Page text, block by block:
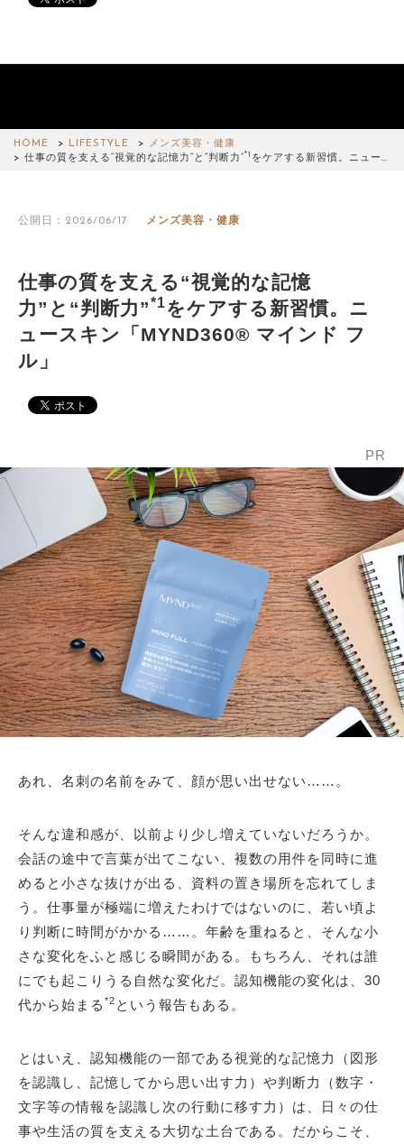
HOME LIFESTYLE
メンズ美容・健康
仕事の質を支える“視覚的な記憶力”と“判断力”*1 をケアする新習慣。ニュー…
公開日：2026/06/17 メンズ美容・健康
仕事の質を支える“視覚的な記憶
力”と“判断力”*1をケアする新習慣。ニ
ュースキン「MYND360® マインド フ
ル」
PR
あれ、名刺の名前をみて、顔が思い出せない……。
そんな違和感が、以前より少し増えていないだろうか。
会話の途中で言葉が出てこない、複数の用件を同時に進
めると小さな抜けが出る、資料の置き場所を忘れてしま
う。仕事量が極端に増えたわけではないのに、若い頃よ
り判断に時間がかかる……。年齢を重ねると、そんな小
さな変化をふと感じる瞬間がある。もちろん、それは誰
にでも起こりうる自然な変化だ。認知機能の変化は、30
代から始まる *2 という報告もある。
とはいえ、認知機能の一部である視覚的な記憶力（図形
を認識し、記憶してから思い出す力）や判断力（数字・
文字等の情報を認識し次の行動に移す力）は、日々の仕
事や生活の質を支える大切な土台である。だからこそ、